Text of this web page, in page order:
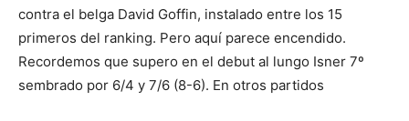
contra el belga David Goffin, instalado entre los 15
primeros del ranking. Pero aquí parece encendido.
Recordemos que supero en el debut al lungo Isner 7º
sembrado por 6/4 y 7/6 (8-6). En otros partidos